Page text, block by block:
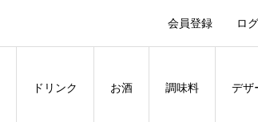
会員登録 ロ
ドリンク お酒 調味料 デザ